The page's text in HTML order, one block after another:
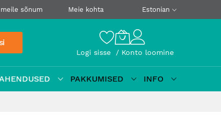
meile sõnum Meie kohta Estonian
Logi sisse Konto loomine
PAKKUMISED
INFO